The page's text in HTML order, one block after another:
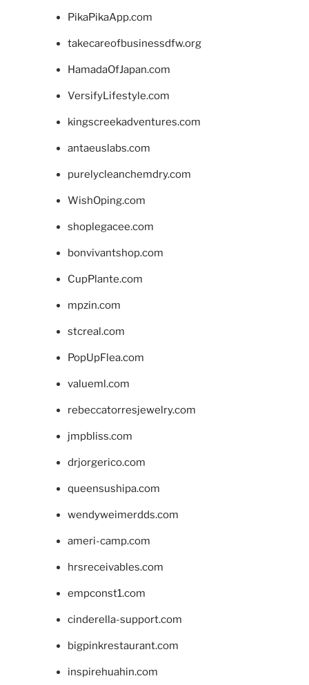
PikaPikaApp.com
takecareofbusinessdfw.org
HamadaOfJapan.com
VersifyLifestyle.com
kingscreekadventures.com
antaeuslabs.com
purelycleanchemdry.com
WishOping.com
shoplegacee.com
bonvivantshop.com
CupPlante.com
mpzin.com
stcreal.com
PopUpFlea.com
valueml.com
rebeccatorresjewelry.com
jmpbliss.com
drjorgerico.com
queensushipa.com
wendyweimerdds.com
ameri-camp.com
hrsreceivables.com
empconst1.com
cinderella-support.com
bigpinkrestaurant.com
inspirehuahin.com